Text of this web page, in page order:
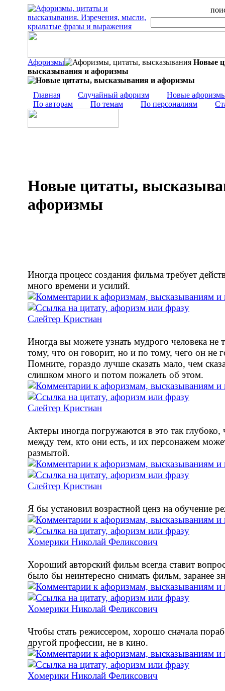
Афоризмы
Новые
высказывания и афоризмы
Главная Случайный афоризм
Новые
По авторам
По темам По персоналиям
Новые цитаты,
афоризмы
Иногда процесс создания фильма требует
много времени и усилий.
Слейтер Кристиан
Иногда вы можете узнать мудрого человека не
тому, что он говорит, но и по тому, чего он не
Помните, гораздо лучше сказать мало, чем
слишком много и потом пожалеть об этом.
Слейтер Кристиан
Актеры иногда погружаются в это так глубоко,
между тем, кто они есть, и их персонажем
размытой.
Слейтер Кристиан
Я бы установил возрастной ценз на обучение
Хомерики Николай Феликсович
Хороший авторский фильм всегда ставит
было бы неинтересно снимать фильм, заранее
Хомерики Николай Феликсович
Чтобы стать режиссером, хорошо сначала
другой профессии, не в кино.
Хомерики Николай Феликсович